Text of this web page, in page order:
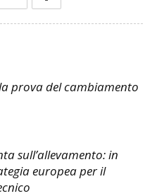
prova del cambiamento
sull’allevamento: in
europea per il